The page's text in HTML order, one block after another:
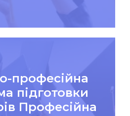
професійна
підготовки
Професійна